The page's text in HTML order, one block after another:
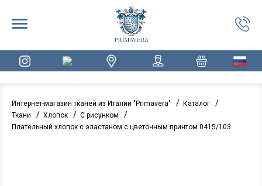
Интернет-магазин тканей из Италии "Primavera" / Каталог /
Ткани / Хлопок / С рисунком /
Плательный хлопок с эластаном с цветочным принтом 0415/103